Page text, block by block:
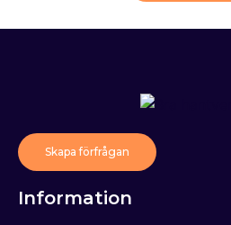
Information
Skapa förfrågan